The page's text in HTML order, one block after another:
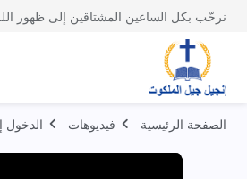
نرحّب بكل الساعين المشتاقين إلى ظهور
الصفحة الرئيسية فيديوهات الدخول